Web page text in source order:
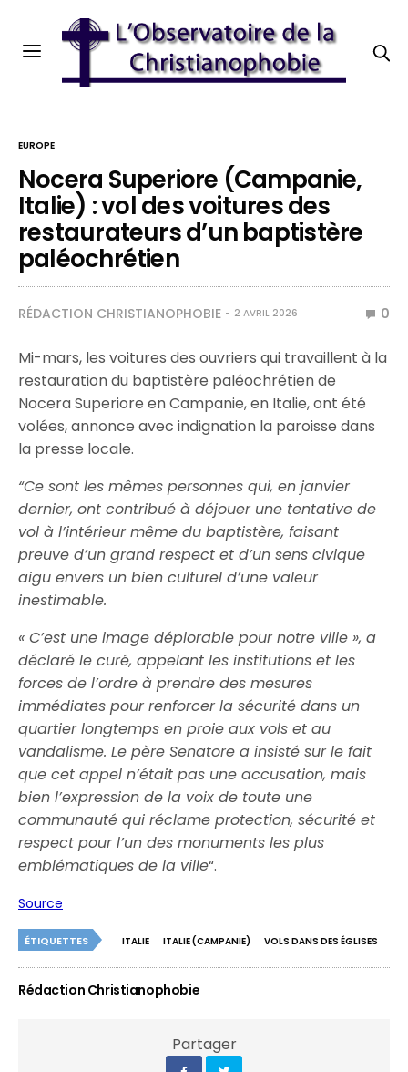
EUROPE
Nocera Superiore (Campanie,
Italie) : vol des voitures des
restaurateurs d’un baptistère
paléochrétien
RÉDACTION CHRISTIANOPHOBIE 2 AVRIL 2026 0
Mi-mars, les voitures des ouvriers qui travaillent à la
restauration du baptistère paléochrétien de
Nocera Superiore en Campanie, en Italie, ont été
volées, annonce avec indignation la paroisse dans
la presse locale.
“Ce sont les mêmes personnes qui, en janvier
dernier, ont contribué à déjouer une tentative de
vol à l’intérieur même du baptistère, faisant
preuve d’un grand respect et d’un sens civique
aigu envers un bien culturel d’une valeur
inestimable.
« C’est une image déplorable pour notre ville », a
déclaré le curé, appelant les institutions et les
forces de l’ordre à prendre des mesures
immédiates pour renforcer la sécurité dans un
quartier longtemps en proie aux vols et au
vandalisme. Le père Senatore a insisté sur le fait
que cet appel n’était pas une accusation, mais
bien l’expression de la voix de toute une
communauté qui réclame protection, sécurité et
respect pour l’un des monuments les plus
emblématiques de la ville“.
Source
ÉTIQUETTES ITALIE ITALIE (CAMPANIE) VOLS DANS DES ÉGLISES
Rédaction Christianophobie
Partager